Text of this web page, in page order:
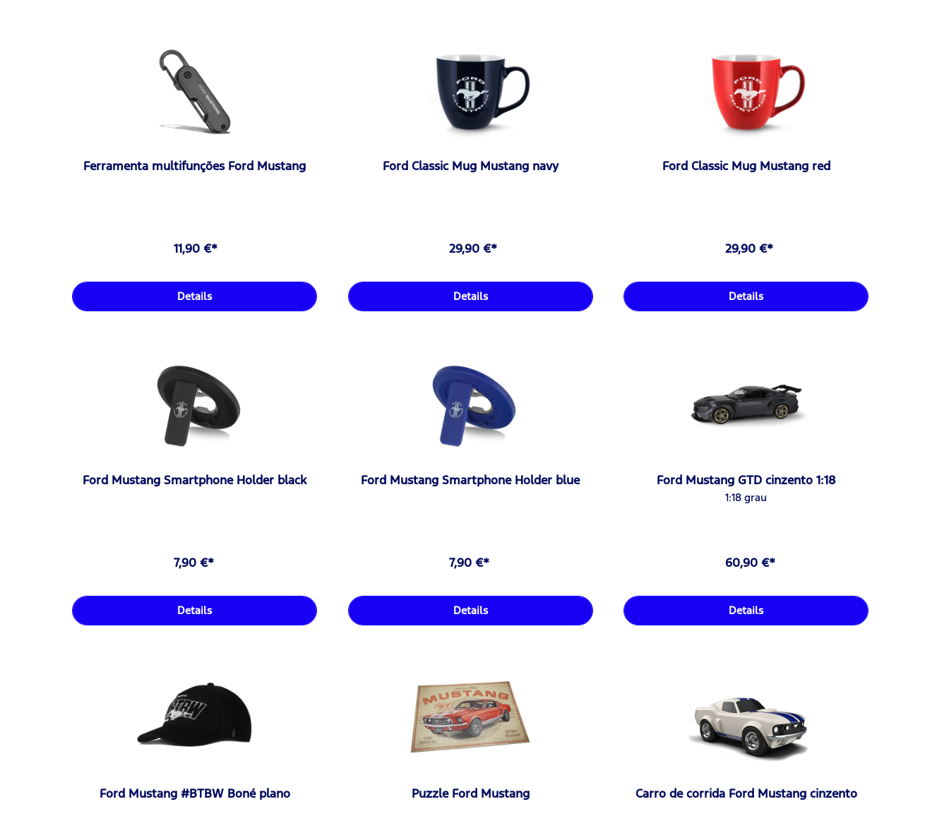
Ferramenta multifunções Ford Mustang
11,90 €*
Details
Ford Classic Mug Mustang navy
29,90 €*
Details
Ford Classic Mug Mustang red
29,90 €*
Details
Ford Mustang Smartphone Holder black
7,90 €*
Details
Ford Mustang Smartphone Holder blue
7,90 €*
Details
Ford Mustang GTD cinzento 1:18
1:18 grau
60,90 €*
Details
Ford Mustang #BTBW Boné plano Puzzle Ford Mustang Carro de corrida Ford Mustang cinzento